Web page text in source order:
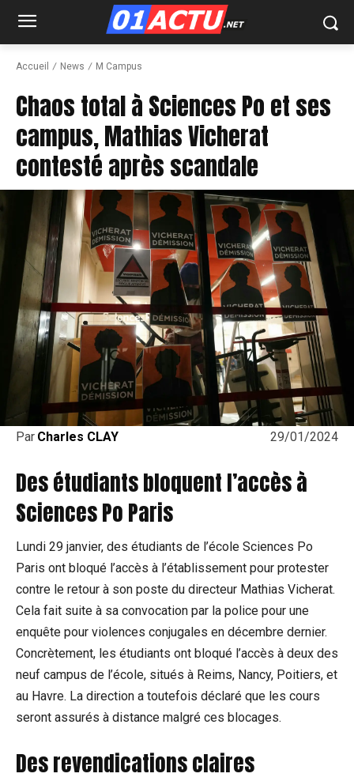
Accueil News M Campus
Chaos total à Sciences Po et ses
campus, Mathias Vicherat
contesté après scandale
29/01/2024
Par Charles CLAY
Des étudiants bloquent l’accès à
Sciences Po Paris
Lundi 29 janvier, des étudiants de l’école Sciences Po
Paris ont bloqué l’accès à l’établissement pour protester
contre le retour à son poste du directeur Mathias Vicherat.
Cela fait suite à sa convocation par la police pour une
enquête pour violences conjugales en décembre dernier.
Concrètement, les étudiants ont bloqué l’accès à deux des
neuf campus de l’école, situés à Reims, Nancy, Poitiers, et
au Havre. La direction a toutefois déclaré que les cours
seront assurés à distance malgré ces blocages.
Des revendications claires